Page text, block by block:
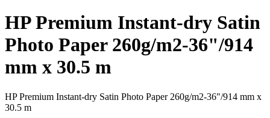
HP Premium Instant-dry Satin
Photo Paper 260g/m2-36"/914
mm x 30.5 m
HP Premium Instant-dry Satin Photo Paper 260g/m2-36"/914 mm x
30.5 m